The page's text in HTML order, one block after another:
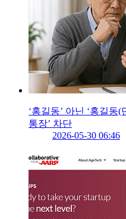
‘홍길동’ 아닌 ‘홍길동(
통장’ 차단
2026-05-30 06:46